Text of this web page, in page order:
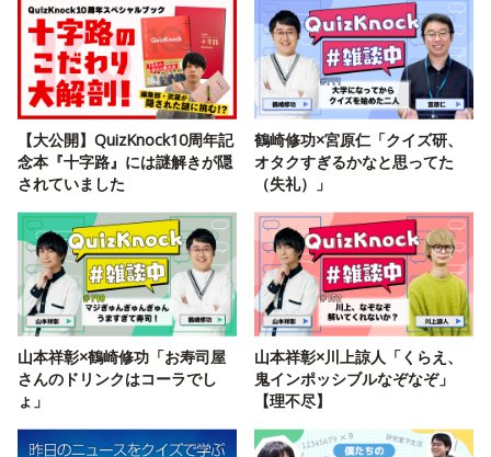
【大公開】QuizKnock10周年記
念本『十字路』には謎解きが隠
されていました
鶴崎修功×宮原仁「クイズ研、
オタクすぎるかなと思ってた
（失礼）」
山本祥彰×鶴崎修功「お寿司屋
さんのドリンクはコーラでし
ょ」
山本祥彰×川上諒人「くらえ、
鬼インポッシブルなぞなぞ」
【理不尽】